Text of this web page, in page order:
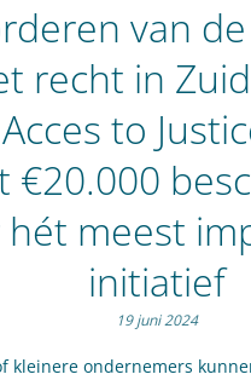
van
recht in
to
€20.000
meest
initiatief
19 juni 2024
kleinere ondernemers